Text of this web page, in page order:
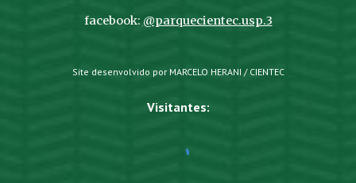
facebook: @parquecientec.usp.3
Site desenvolvido por MARCELO HERANI / CIENTEC
Visitantes: